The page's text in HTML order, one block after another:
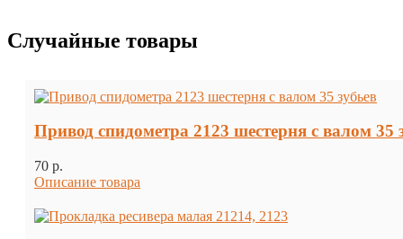
Случайные товары
Привод спидометра 2123 шестерня с валом 35
70 p.
Описание товара